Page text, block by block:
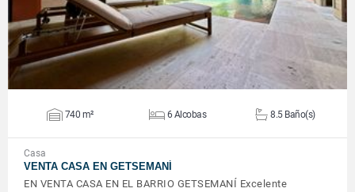
740 m² 6 Alcobas 8.5 Baño(s)
Casa
VENTA CASA EN GETSEMANÍ
EN VENTA CASA EN EL BARRIO GETSEMANÍ Excelente